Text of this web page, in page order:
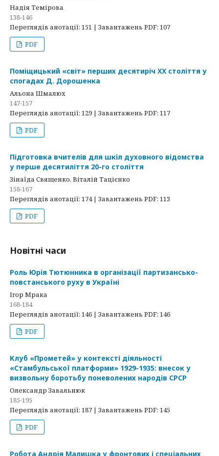
Надія Темірова
138-146
Переглядів анотації: 151 | Завантажень PDF: 107
PDF
Поміщицький «світ» перших десятиріч ХХ століття у
спогадах Д. Дорошенка
Альона Шмалюх
147-157
Переглядів анотації: 129 | Завантажень PDF: 117
PDF
Підготовка вчителів для шкіл духовного відомства
у перше десятиліття 20-го століття
Зінаїда Священко, Віталій Тацієнко
158-167
Переглядів анотації: 174 | Завантажень PDF: 113
PDF
Новітні часи
Роль Юрія Тютюнника в організації партизансько-
повстанського руху в Україні
Ігор Мрака
168-184
Переглядів анотації: 146 | Завантажень PDF: 146
PDF
Клуб «Прометей» у контексті діяльності
«Стамбульської платформи» 1929-1935: внесок у
визвольну боротьбу поневолених народів СРСР
Олександр Завальнюк
185-195
Переглядів анотації: 187 | Завантажень PDF: 145
PDF
Робота Андрія Малишка у фронтових і спеціальних